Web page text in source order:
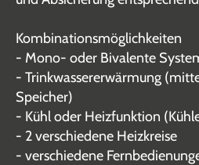
Kombinationsmöglichkeiten
- Mono- oder Bivalente
- Trinkwassererwärmung
Speicher)
- Kühl oder Heizfunktion
- 2 verschiedene Heizkreise
- verschiedene